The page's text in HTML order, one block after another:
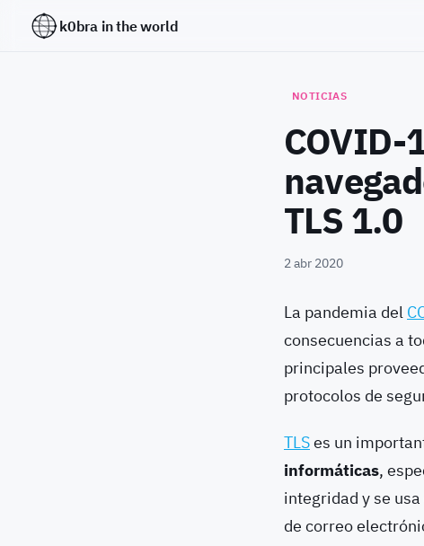
k0bra in the world
NOTICIAS
COVID-
TLS 1.0
2 abr 2020
La pandemia del
consecuencias a
principales
protocolos de
TLSes un
informáticas,
integridad y se
de correo